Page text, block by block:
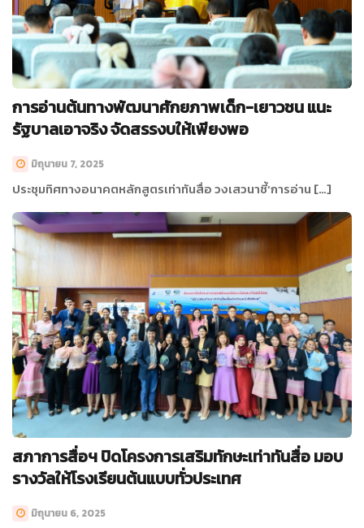
การอ่านต้นทางพัฒนาศักยภาพเด็ก-เยาวชน แนะ
รัฐบาลเอาจริง จัดสรรงบให้เพียงพอ
มิถุนายน 7, 2025
ประชุมทิศทางอนาคตหลักสูตรเท่าทันสื่อ วงเสวนาชี้‘การอ่าน […]
สภาการสื่อฯ ปิดโครงการเสริมทักษะเท่าทันสื่อ มอบ
รางวัลให้โรงเรียนต้นแบบทั่วประเทศ
มิถุนายน 6, 2025